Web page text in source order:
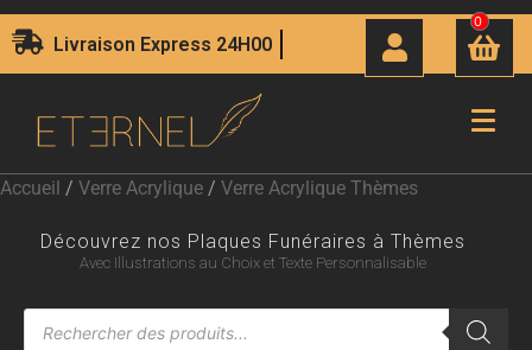
Livraison Express 24H00
0
Accueil / Verre Acrylique / Verre Acrylique Thèmes
Découvrez nos Plaques Funéraires à Thèmes
Avec Illustrations au Choix et Texte Personnalisable